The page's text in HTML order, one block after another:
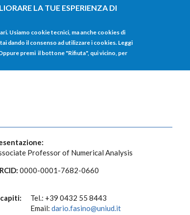
LA TUE ESPERIENZA DI
Usiamo cookie tecnici, ma anche cookies di
dando il consenso ad utilizzare i cookies. Leggi
premi il bottone "Rifiuta", qui vicino, per
HOME
Professor of Numerical Analysis
0000-0001-7682-0660
Tel.: +39 0432 55 8443
Email: dario.fasino@uniud.it